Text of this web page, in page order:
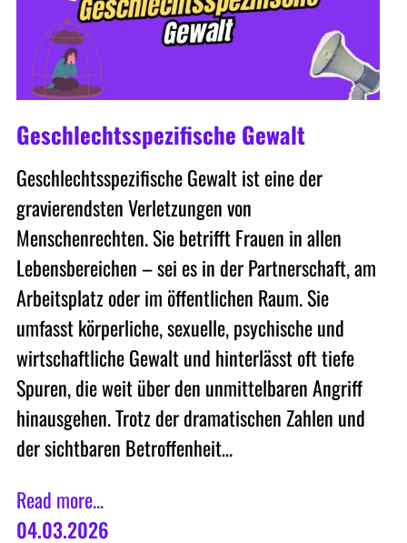
Geschlechtsspezifische Gewalt
Geschlechtsspezifische Gewalt ist eine der
gravierendsten Verletzungen von
Menschenrechten. Sie betrifft Frauen in allen
Lebensbereichen – sei es in der Partnerschaft, am
Arbeitsplatz oder im öffentlichen Raum. Sie
umfasst körperliche, sexuelle, psychische und
wirtschaftliche Gewalt und hinterlässt oft tiefe
Spuren, die weit über den unmittelbaren Angriff
hinausgehen. Trotz der dramatischen Zahlen und
der sichtbaren Betroffenheit…
Read more...
04.03.2026